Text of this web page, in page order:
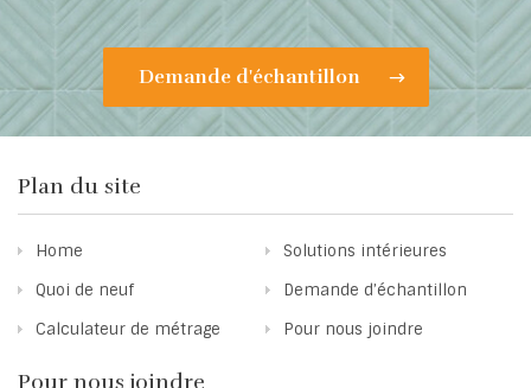
Demande d'échantillon
Plan du site
Home
Solutions intérieures
Quoi de neuf
Demande d’échantillon
Calculateur de métrage
Pour nous joindre
Pour nous joindre